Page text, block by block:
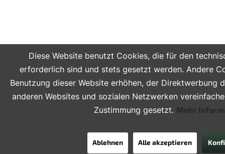
Diese Website benutzt Cookies, die für den
erforderlich sind und stets gesetzt werden. Andere
Benutzung dieser Website erhöhen, der Direktwerbung
anderen Websites und sozialen Netzwerken
Zustimmung gesetzt. Mehr
Ablehnen Alle akzeptieren